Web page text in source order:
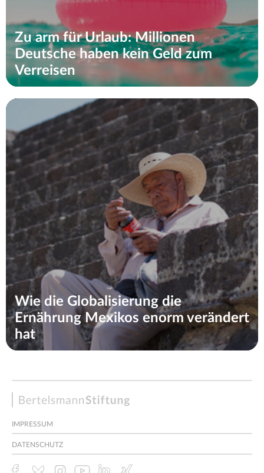
Zu arm für Urlaub: Millionen
Deutsche haben kein Geld zum
Verreisen
Wie die Globalisierung die
Ernährung Mexikos enorm verändert
hat
Bertelsmann
Stiftung
IMPRESSUM
DATENSCHUTZ